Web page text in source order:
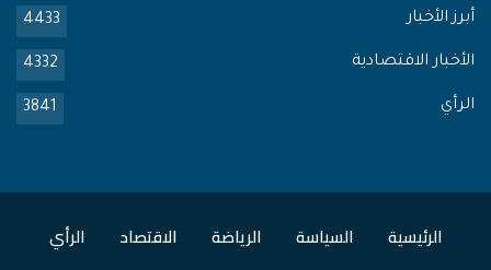
أبرز الأخبار 4433
الأخبار الاقتصادية 4332
الرأي 3841
الرئيسية السياسة الرياضة الاقتصاد
الرأي